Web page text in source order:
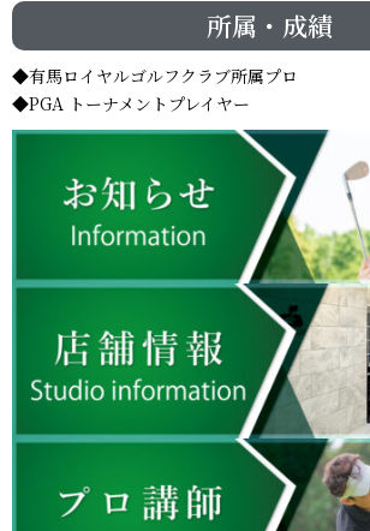
所属・成績
◆有馬ロイヤルゴルフクラブ所属プロ
◆PGA トーナメントプレイヤー